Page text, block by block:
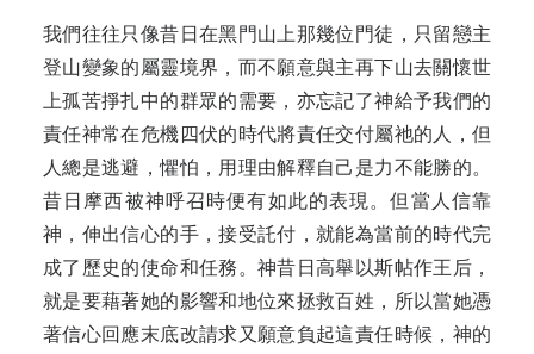
我們往往只像昔日在黑門山上那幾位門徒，只留戀主
登山變象的屬靈境界，而不願意與主再下山去關懷世
上孤苦掙扎中的群眾的需要，亦忘記了神給予我們的
責任神常在危機四伏的時代將責任交付屬祂的人，但
人總是逃避，懼怕，用理由解釋自己是力不能勝的。
昔日摩西被神呼召時便有如此的表現。但當人信靠
神，伸出信心的手，接受託付，就能為當前的時代完
成了歷史的使命和任務。神昔日高舉以斯帖作王后，
就是要藉著她的影響和地位來拯救百姓，所以當她憑
著信心回應末底改請求又願意負起這責任時候，神的